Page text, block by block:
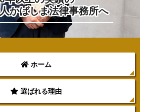
かばしま法律事務所へ
ホーム
選ばれる理由